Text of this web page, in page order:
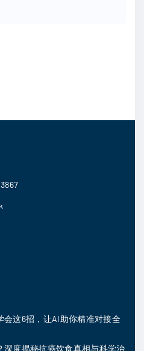
会这6招，让AI助你精准对接全
度揭秘抗癌饮食真相与科学治